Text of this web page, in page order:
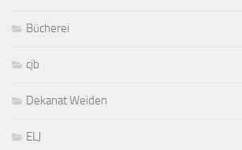
Bücherei
cjb
Dekanat Weiden
ELJ